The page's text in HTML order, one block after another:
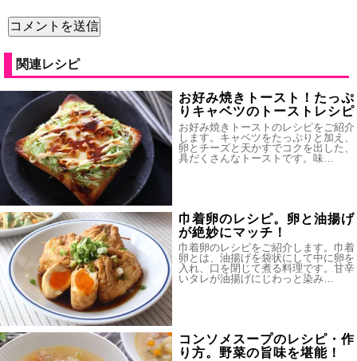
関連レシピ
お好み焼きトースト！たっぷ
りキャベツのトーストレシピ
お好み焼きトーストのレシピをご紹介
します。キャベツをたっぷりと加え、
卵とチーズと天かすでコクを出した、
具だくさんなトーストです。味…
巾着卵のレシピ。卵と油揚げ
が絶妙にマッチ！
巾着卵のレシピをご紹介します。巾着
卵とは、油揚げを袋状にして中に卵を
入れ、口を閉じて煮る料理です。甘辛
いタレが油揚げにじわっと染み…
コンソメスープのレシピ・作
り方。野菜の旨味を堪能！